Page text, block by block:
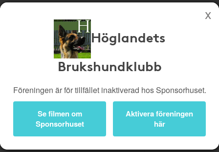
Köp genom denna sida stöttar Höglandets Brukshundklubb
Butiker
Bli medlem
Logga in
Höglandets
Brukshundklubb
Föreningen är för tillfället inaktiverad hos Sponsorhuset.
Se filmen om
Sponsorhuset
Aktivera föreningen
här